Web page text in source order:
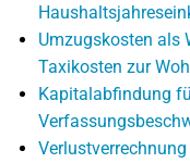
Umzugskosten als
Taxikosten zur
Kapitalabfindung